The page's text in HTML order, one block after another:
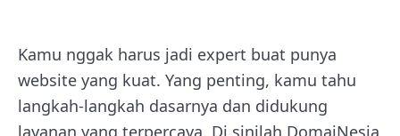
Kamu nggak harus jadi expert buat punya
website yang kuat. Yang penting, kamu tahu
langkah-langkah dasarnya dan didukung
layanan yang terpercaya. Di sinilah DomaiNesia